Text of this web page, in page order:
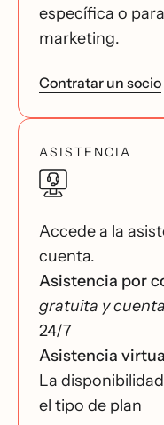
específica o
marketing.
Contratar un socio
ASISTENCIA
Accede a la
cuenta.
Asistencia por
gratuita y
24/7
Asistencia
La
el tipo de plan